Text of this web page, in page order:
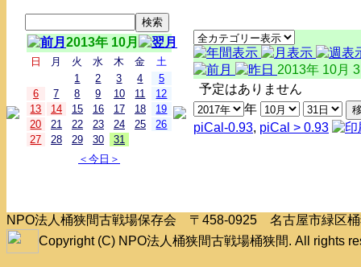
2013年 10月
日 月 火 水 木 金
土
1
2 3 4
5
6
7 8 9 10 11
12
13
14 15 16 17 18
19
20
21 22 23 24 25
26
27
28 29 30
31
＜今日＞
2013年 10月
予定はありません
年
piCal-0.93, piCal > 0.93
NPO法人桶狭間古戦場保存会 〒458-0925 名古屋市緑区
Copyright (C) NPO法人桶狭間古戦場桶狭間. All rights